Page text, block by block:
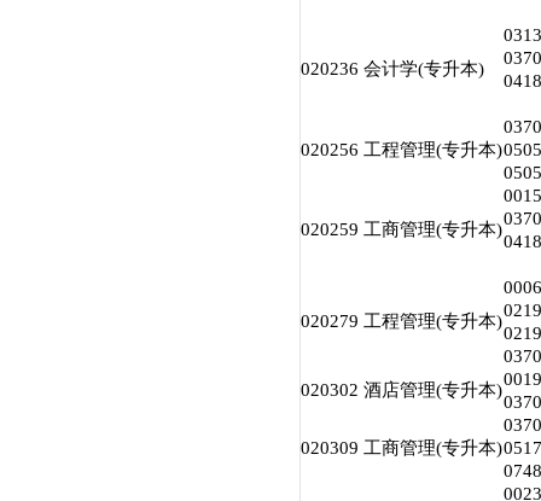
020236 会计学(专升本)
020256 工程管理(专升本)
020259 工商管理(专升本)
020279 工程管理(专升本)
020302 酒店管理(专升本)
020309 工商管理(专升本)